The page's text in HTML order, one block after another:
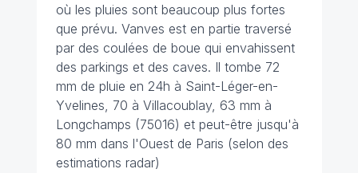
où les pluies sont beaucoup plus fortes
que prévu. Vanves est en partie traversé
par des coulées de boue qui envahissent
des parkings et des caves. Il tombe 72
mm de pluie en 24h à Saint-Léger-en-
Yvelines, 70 à Villacoublay, 63 mm à
Longchamps (75016) et peut-être jusqu'à
80 mm dans l'Ouest de Paris (selon des
estimations radar)